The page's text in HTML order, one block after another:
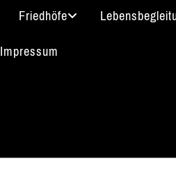
Friedhöfe
Impressum